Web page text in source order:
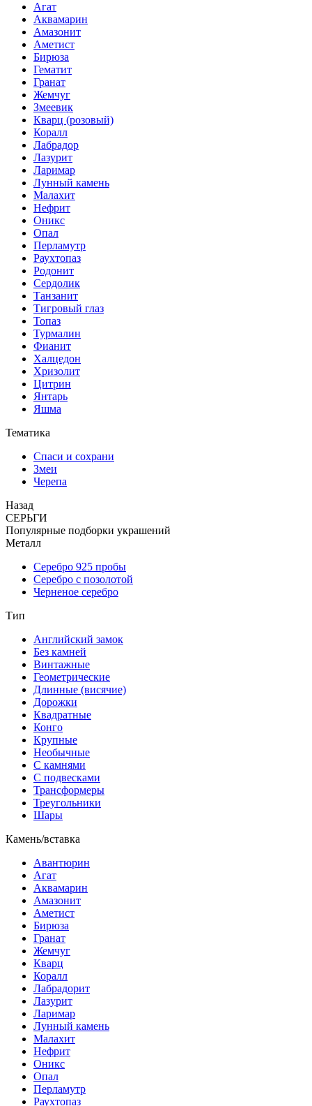
Агат
Аквамарин
Амазонит
Аметист
Бирюза
Гематит
Гранат
Жемчуг
Змеевик
Кварц (розовый)
Коралл
Лабрадор
Лазурит
Ларимар
Лунный камень
Малахит
Нефрит
Оникс
Опал
Перламутр
Раухтопаз
Родонит
Сердолик
Танзанит
Тигровый глаз
Топаз
Турмалин
Фианит
Халцедон
Хризолит
Цитрин
Янтарь
Яшма
Тематика
Спаси и сохрани
Змеи
Черепа
Назад
СЕРЬГИ
Популярные подборки украшений
Металл
Серебро 925 пробы
Серебро с позолотой
Черненое серебро
Тип
Английский замок
Без камней
Винтажные
Геометрические
Длинные (висячие)
Дорожки
Квадратные
Конго
Крупные
Необычные
С камнями
С подвесками
Трансформеры
Треугольники
Шары
Камень/вставка
Авантюрин
Агат
Аквамарин
Амазонит
Аметист
Бирюза
Гранат
Жемчуг
Кварц
Коралл
Лабрадорит
Лазурит
Ларимар
Лунный камень
Малахит
Нефрит
Оникс
Опал
Перламутр
Раухтопаз